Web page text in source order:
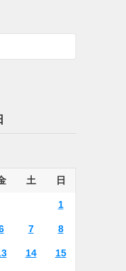
土 日
1
7 8
14 15